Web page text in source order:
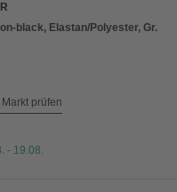
black, Elastan/Polyester, Gr.
prüfen
- 19.08.